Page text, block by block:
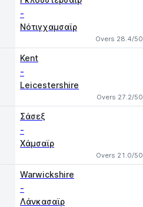
-
Νότιγχαμσαϊρ
Overs 28.4/50
Kent
-
Leicestershire
Overs 27.2/50
Σάσεξ
-
Χάμσαϊρ
Overs 21.0/50
Warwickshire
-
Λάνκασαϊρ